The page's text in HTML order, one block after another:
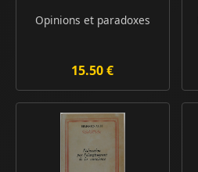
Opinions et paradoxes
15.50 €